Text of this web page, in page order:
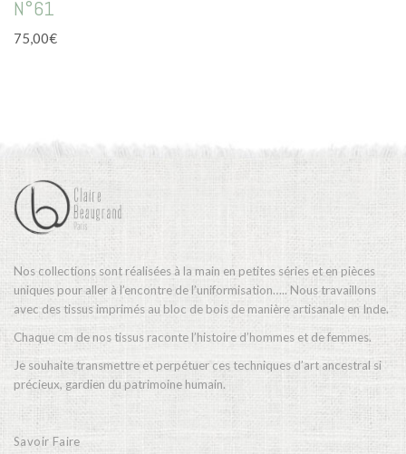
N°61
75,00€
Nos collections sont réalisées à la main en petites séries et en pièces
uniques pour aller à l’encontre de l’uniformisation….. Nous travaillons
avec des tissus imprimés au bloc de bois de manière artisanale en Inde.
Chaque cm de nos tissus raconte l’histoire d’hommes et de femmes.
Je souhaite transmettre et perpétuer ces techniques d’art ancestral si
précieux, gardien du patrimoine humain.
Savoir Faire